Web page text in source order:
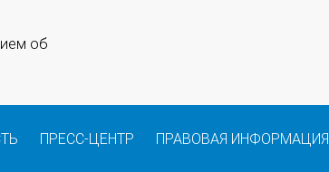
об
ПРЕСС-ЦЕНТР ПРАВОВАЯ ИНФОРМАЦИЯ